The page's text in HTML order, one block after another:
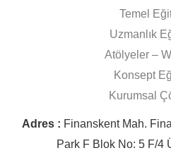
Temel
Uzmanlık
Atölyeler –
Konsept
Kurumsal
Adres : Finanskent Mah.
Park F Blok No: 5 F/4